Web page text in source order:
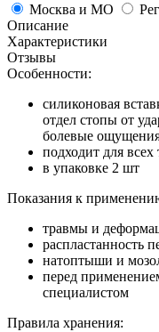
Москва и МО
Описание
Характеристики
Отзывы
Особенности:
силиконовая
отдел стопы от
болевые
подходит для всех
в упаковке 2 шт
Показания к
травмы и
распластанность
натоптыши и
перед
специалистом
Правила хранения: